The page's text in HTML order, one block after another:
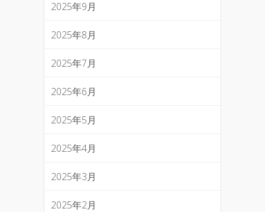
2025年9月
2025年8月
2025年7月
2025年6月
2025年5月
2025年4月
2025年3月
2025年2月